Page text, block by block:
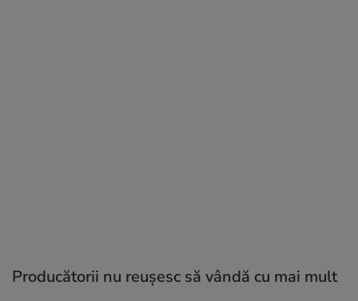
Producătorii nu reușesc să vândă cu mai mult